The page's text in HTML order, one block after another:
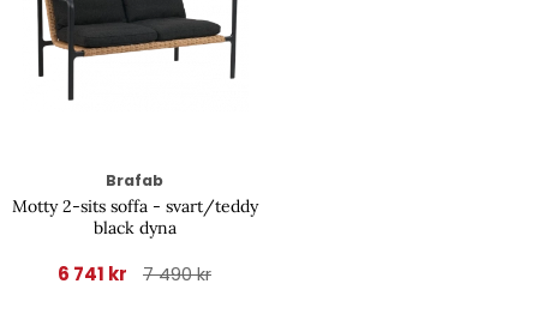
Brafab
Motty 2-sits soffa - svart/teddy
black dyna
6 741 kr 7 490 kr